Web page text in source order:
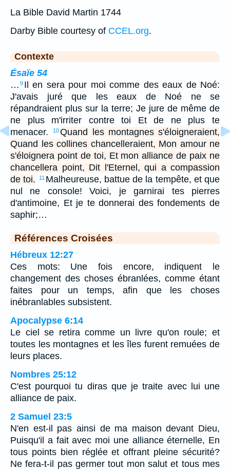
La Bible David Martin 1744
Darby Bible courtesy of CCEL.org.
Contexte
Ésaïe 54
… 9 Il en sera pour moi comme des eaux de Noé:
J'avais juré que les eaux de Noé ne se
répandraient plus sur la terre; Je jure de même de
ne plus m'irriter contre toi Et de ne plus te
menacer.
10Quand les montagnes s'éloigneraient,
Quand les collines chancelleraient, Mon amour ne
s'éloignera point de toi, Et mon alliance de paix ne
chancellera point, Dit l'Eternel, qui a compassion
de toi.
11 Malheureuse, battue de la tempête, et que
nul ne console! Voici, je garnirai tes pierres
d'antimoine, Et je te donnerai des fondements de
saphir;…
Références Croisées
Hébreux 12:27
Ces mots: Une fois encore, indiquent le
changement des choses ébranlées, comme étant
faites pour un temps, afin que les choses
inébranlables subsistent.
Apocalypse 6:14
Le ciel se retira comme un livre qu'on roule; et
toutes les montagnes et les îles furent remuées de
leurs places.
Nombres 25:12
C'est pourquoi tu diras que je traite avec lui une
alliance de paix.
2 Samuel 23:5
N'en est-il pas ainsi de ma maison devant Dieu,
Puisqu'il a fait avec moi une alliance éternelle, En
tous points bien réglée et offrant pleine sécurité?
Ne fera-t-il pas germer tout mon salut et tous mes